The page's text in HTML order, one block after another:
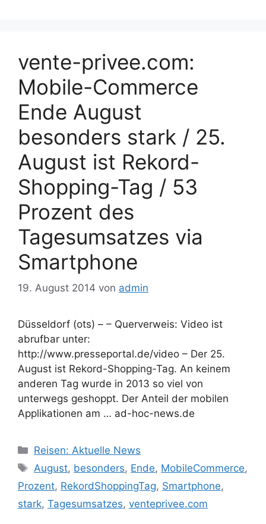
vente-privee.com:
Mobile-Commerce
Ende August
besonders stark / 25.
August ist Rekord-
Shopping-Tag / 53
Prozent des
Tagesumsatzes via
Smartphone
19. August 2014 von admin
Düsseldorf (ots) – – Querverweis: Video ist
abrufbar unter:
http://www.presseportal.de/video – Der 25.
August ist Rekord-Shopping-Tag. An keinem
anderen Tag wurde in 2013 so viel von
unterwegs geshoppt. Der Anteil der mobilen
Applikationen am … ad-hoc-news.de
Kategorien
Reisen: Aktuelle News
Schlagwörter
August, besonders, Ende, MobileCommerce,
Prozent, RekordShoppingTag, Smartphone,
stark, Tagesumsatzes, venteprivee.com